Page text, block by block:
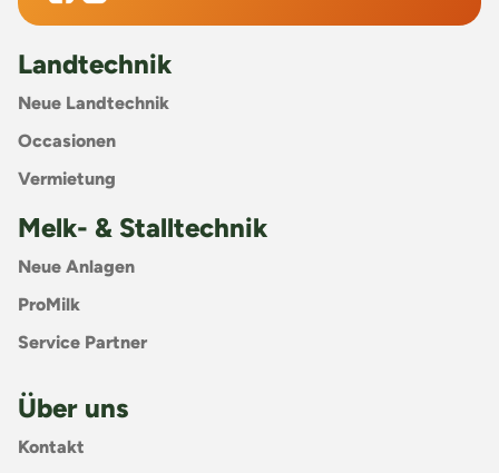
Landtechnik
Neue Landtechnik
Occasionen
Vermietung
Melk- & Stalltechnik
Neue Anlagen
ProMilk
Service Partner
Über uns
Kontakt